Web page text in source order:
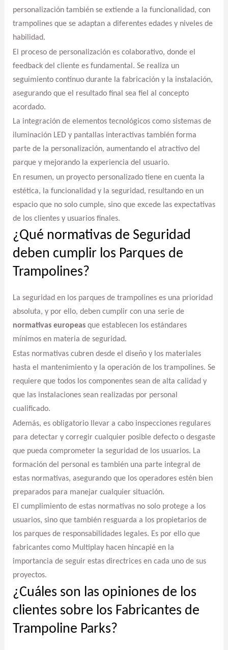
personalización también se extiende a la funcionalidad, con
trampolines que se adaptan a diferentes edades y niveles de
habilidad.
El proceso de personalización es colaborativo, donde el
feedback del cliente es fundamental. Se realiza un
seguimiento continuo durante la fabricación y la instalación,
asegurando que el resultado final sea fiel al concepto
acordado.
La integración de elementos tecnológicos como sistemas de
iluminación LED y pantallas interactivas también forma
parte de la personalización, aumentando el atractivo del
parque y mejorando la experiencia del usuario.
En resumen, un proyecto personalizado tiene en cuenta la
estética, la funcionalidad y la seguridad, resultando en un
espacio que no solo cumple, sino que excede las expectativas
de los clientes y usuarios finales.
¿Qué normativas de Seguridad
deben cumplir los Parques de
Trampolines?
La seguridad en los parques de trampolines es una prioridad
absoluta, y por ello, deben cumplir con una serie de
normativas europeasque establecen los estándares
mínimos en materia de seguridad.
Estas normativas cubren desde el diseño y los materiales
hasta el mantenimiento y la operación de los trampolines. Se
requiere que todos los componentes sean de alta calidad y
que las instalaciones sean realizadas por personal
cualificado.
Además, es obligatorio llevar a cabo inspecciones regulares
para detectar y corregir cualquier posible defecto o desgaste
que pueda comprometer la seguridad de los usuarios. La
formación del personal es también una parte integral de
estas normativas, asegurando que los operadores estén bien
preparados para manejar cualquier situación.
El cumplimiento de estas normativas no solo protege a los
usuarios, sino que también resguarda a los propietarios de
los parques de responsabilidades legales. Es por ello que
fabricantes como Multiplay hacen hincapié en la
importancia de seguir estas directrices en cada uno de sus
proyectos.
¿Cuáles son las opiniones de los
clientes sobre los Fabricantes de
Trampoline Parks?